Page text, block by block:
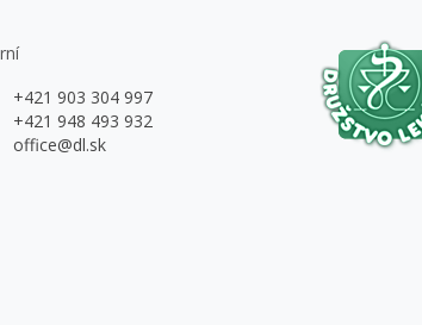
+421 903 304 997
+421 948 493 932
office@dl.sk